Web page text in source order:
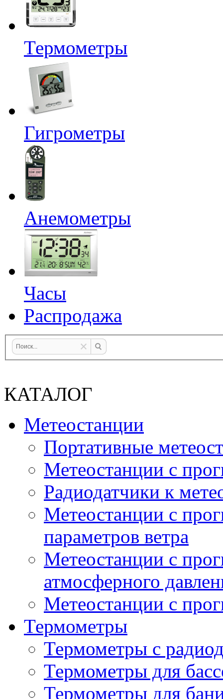
Термометры
Гигрометры
Анемометры
Часы
Распродажа
КАТАЛОГ
Метеостанции
Портативные
Метеостанции с
Радиодатчики к
Метеостанции с
параметров ветра
Метеостанции с
атмосферного
Метеостанции с
Термометры
Термометры с
Термометры для
Термометры для